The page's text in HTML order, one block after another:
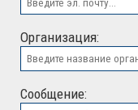
Организация:
Сообщение: